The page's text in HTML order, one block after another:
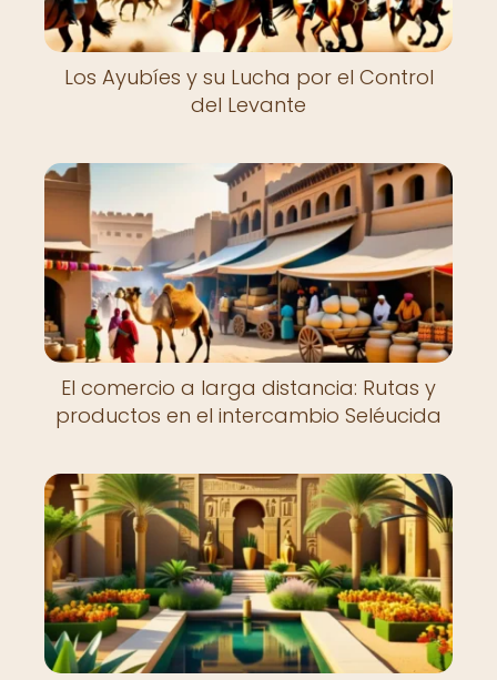
Los Ayubíes y su Lucha por el Control
del Levante
El comercio a larga distancia: Rutas y
productos en el intercambio Seléucida